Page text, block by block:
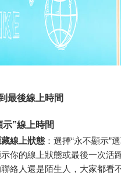
最後線上時間
”線上時間
線上狀態 ：選擇“永不顯示”
你的線上狀態或最後一次活
絡人還是陌生人，大家都看